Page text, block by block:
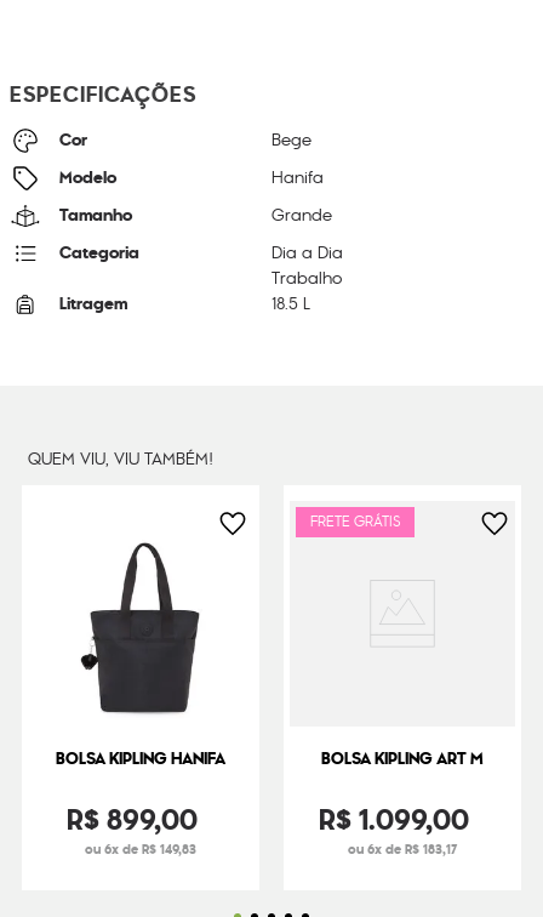
ESPECIFICAÇÕES
Cor Bege
Modelo Hanifa
Tamanho Grande
Categoria
Dia a Dia
Trabalho
Litragem 18.5 L
QUEM VIU, VIU TAMBÉM!
BOLSA KIPLING HANIFA
R$899,00
ou 6x de R$ 149,83
FRETE GRÁTIS
BOLSA KIPLING ART M
R$1.099,00
ou 6x de R$ 183,17